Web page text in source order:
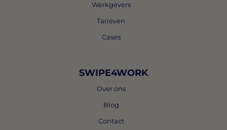
Werkgevers
Tarieven
Cases
SWIPE4WORK
Over ons
Blog
Contact